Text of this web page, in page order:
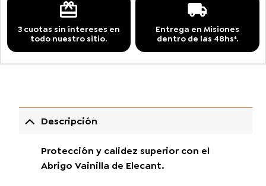
3 cuotas sin intereses en
todo nuestro sitio.
Entrega en Misiones
dentro de las 48hs*.
Descripción
Protección y calidez superior con el
Abrigo Vainilla de Elecant.